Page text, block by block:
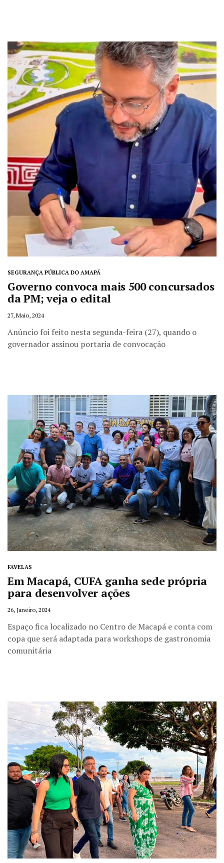
SEGURANÇA PÚBLICA DO AMAPÁ
Governo convoca mais 500 concursados
da PM; veja o edital
27, Maio, 2024
Anúncio foi feito nesta segunda-feira (27), quando o
governador assinou portaria de convocação
FAVELAS
Em Macapá, CUFA ganha sede própria
para desenvolver ações
26, Janeiro, 2024
Espaço fica localizado no Centro de Macapá e conta com
copa que será adaptada para workshops de gastronomia
comunitária